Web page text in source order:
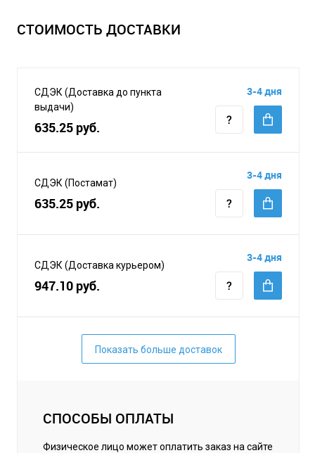
СТОИМОСТЬ ДОСТАВКИ
СДЭК (Доставка до пункта
выдачи)
635.25 руб.
3-4 дня
СДЭК (Постамат)
635.25 руб.
3-4 дня
СДЭК (Доставка курьером)
947.10 руб.
3-4 дня
Показать больше доставок
СПОСОБЫ ОПЛАТЫ
Физическое лицо может оплатить заказ на сайте